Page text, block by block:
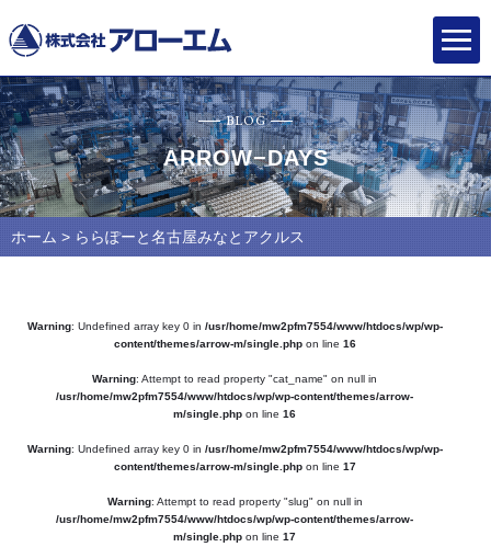
BLOG
ARROW−DAYS
ホーム > ららぽーと名古屋みなとアクルス
Warning: Undefined array key 0 in /usr/home/mw2pfm7554/www/htdocs/wp/wp-
content/themes/arrow-m/single.phpon line 16
Warning: Attempt to read property "cat_name" on null in
/usr/home/mw2pfm7554/www/htdocs/wp/wp-content/themes/arrow-
m/single.php on line 16
Warning: Undefined array key 0 in /usr/home/mw2pfm7554/www/htdocs/wp/wp-
content/themes/arrow-m/single.phpon line 17
Warning: Attempt to read property "slug" on null in
/usr/home/mw2pfm7554/www/htdocs/wp/wp-content/themes/arrow-
m/single.php on line 17